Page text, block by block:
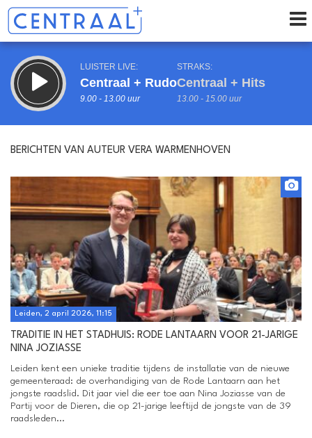
LUISTER LIVE:
Centraal + Rudo
9.00 - 13.00 uur
STRAKS:
Centraal + Hits
13.00 - 15.00 uur
Vorig uur Volgend uur
Inklappen
BERICHTEN VAN AUTEUR VERA WARMENHOVEN
Leiden, 2 april 2026, 11:15
TRADITIE IN HET STADHUIS: RODE LANTAARN VOOR 21-JARIGE
NINA JOZIASSE
Leiden kent een unieke traditie tijdens de installatie van de nieuwe
gemeenteraad: de overhandiging van de Rode Lantaarn aan het
jongste raadslid. Dit jaar viel die eer toe aan Nina Joziasse van de
Partij voor de Dieren, die op 21-jarige leeftijd de jongste van de 39
raadsleden...